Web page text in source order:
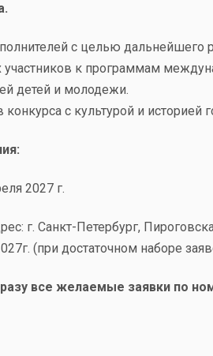
с целью дальнейшего
к программам
детей и молодежи.
с культурой и историей
2027 г.
г. Санкт-Петербург,
(при достаточном наборе
все желаемые заявки по